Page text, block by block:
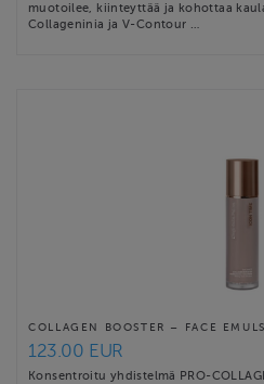
muotoilee, kiinteyttää ja kohottaa
Collageninia ja V-Contour …
COLLAGEN BOOSTER – FACE
123.00 EUR
Konsentroitu yhdistelmä PRO-